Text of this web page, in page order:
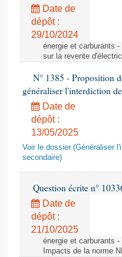
Date de
dépôt :
29/10/2024
énergie et carburants
sur la revente
N° 1385 - Proposition
généraliser l'interdiction
Date de
dépôt :
13/05/2025
Voir le dossier (Généraliser
secondaire)
Question écrite n°
Date de
dépôt :
21/10/2025
énergie et carburants
Impacts de la norme